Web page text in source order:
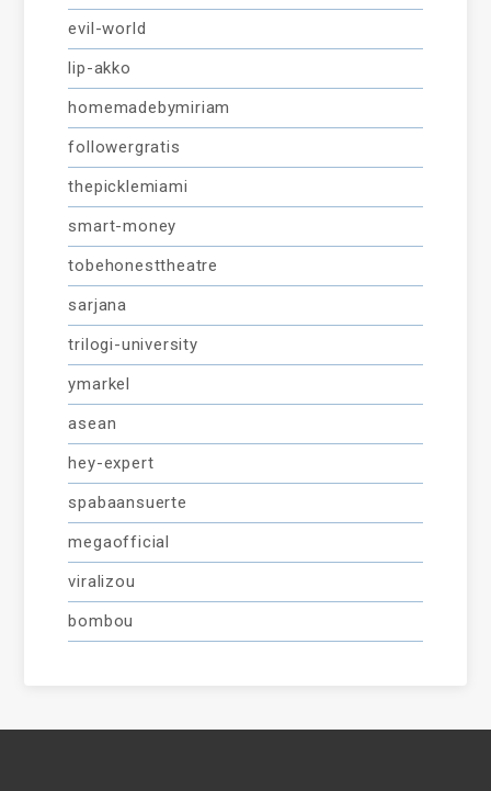
evil-world
lip-akko
homemadebymiriam
followergratis
thepicklemiami
smart-money
tobehonesttheatre
sarjana
trilogi-university
ymarkel
asean
hey-expert
spabaansuerte
megaofficial
viralizou
bombou